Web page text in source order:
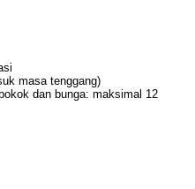
masa tenggang)
dan bunga: maksimal 12